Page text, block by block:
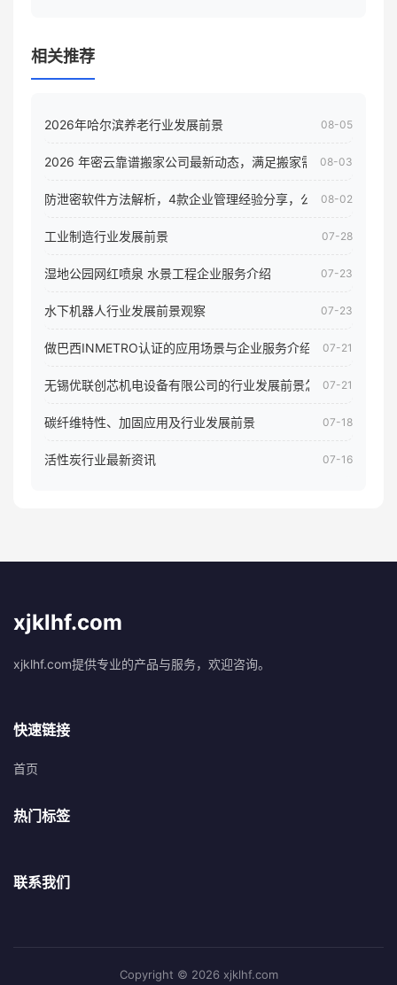
相关推荐
2026年哈尔滨养老行业发展前景 08-05
2026 年密云靠谱搬家公司最新动态，满足搬家需求！08-03
防泄密软件方法解析，4款企业管理经验分享，公司员工电脑核
08-02
工业制造行业发展前景 07-28
湿地公园网红喷泉 水景工程企业服务介绍 07-23
水下机器人行业发展前景观察 07-23
做巴西INMETRO认证的应用场景与企业服务介绍 07-21
无锡优联创芯机电设备有限公司的行业发展前景怎样07-21
碳纤维特性、加固应用及行业发展前景 07-18
活性炭行业最新资讯 07-16
xjklhf.com
xjklhf.com提供专业的产品与服务，欢迎咨询。
快速链接
首页
热门标签
联系我们
Copyright © 2026 xjklhf.com